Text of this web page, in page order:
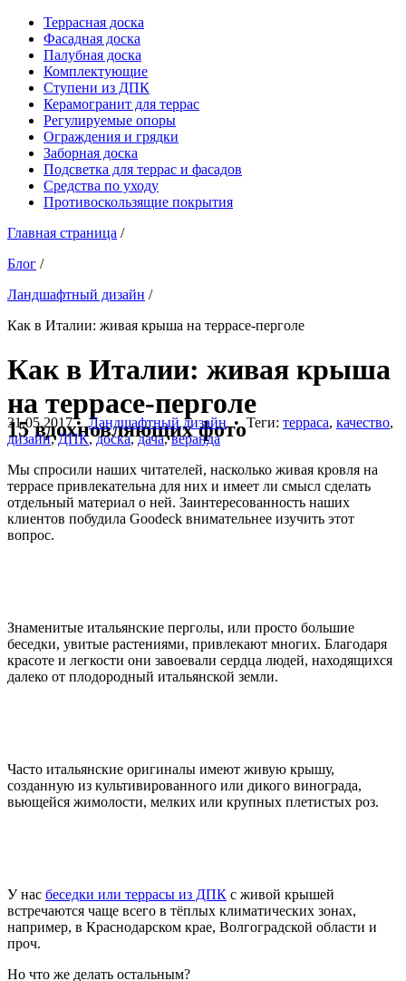
Террасная доска
Фасадная доска
Палубная доска
Комплектующие
Ступени из ДПК
Керамогранит для террас
Регулируемые опоры
Ограждения и грядки
Заборная доска
Подсветка для террас и фасадов
Средства по уходу
Противоскользящие покрытия
Главная страница /
Блог /
Ландшафтный дизайн /
Как в Италии: живая крыша на террасе-перголе
Как в Италии: живая крыша
на террасе-перголе
15 вдохновляющих фото
31.05.2017• Ландшафтный дизайн • Теги: терраса, качество,
дизайн,ДПК,доска,дача,веранда
Мы спросили наших читателей, насколько живая кровля на
террасе привлекательна для них и имеет ли смысл сделать
отдельный материал о ней. Заинтересованность наших
клиентов побудила Goodeck внимательнее изучить этот
вопрос.
Знаменитые итальянские перголы, или просто большие
беседки, увитые растениями, привлекают многих. Благодаря
красоте и легкости они завоевали сердца людей, находящихся
далеко от плодородный итальянской земли.
Часто итальянские оригиналы имеют живую крышу,
созданную из культивированного или дикого винограда,
вьющейся жимолости, мелких или крупных плетистых роз.
У нас беседки или террасы из ДПК с живой крышей
встречаются чаще всего в тёплых климатических зонах,
например, в Краснодарском крае, Волгоградской области и
проч.
Но что же делать остальным?